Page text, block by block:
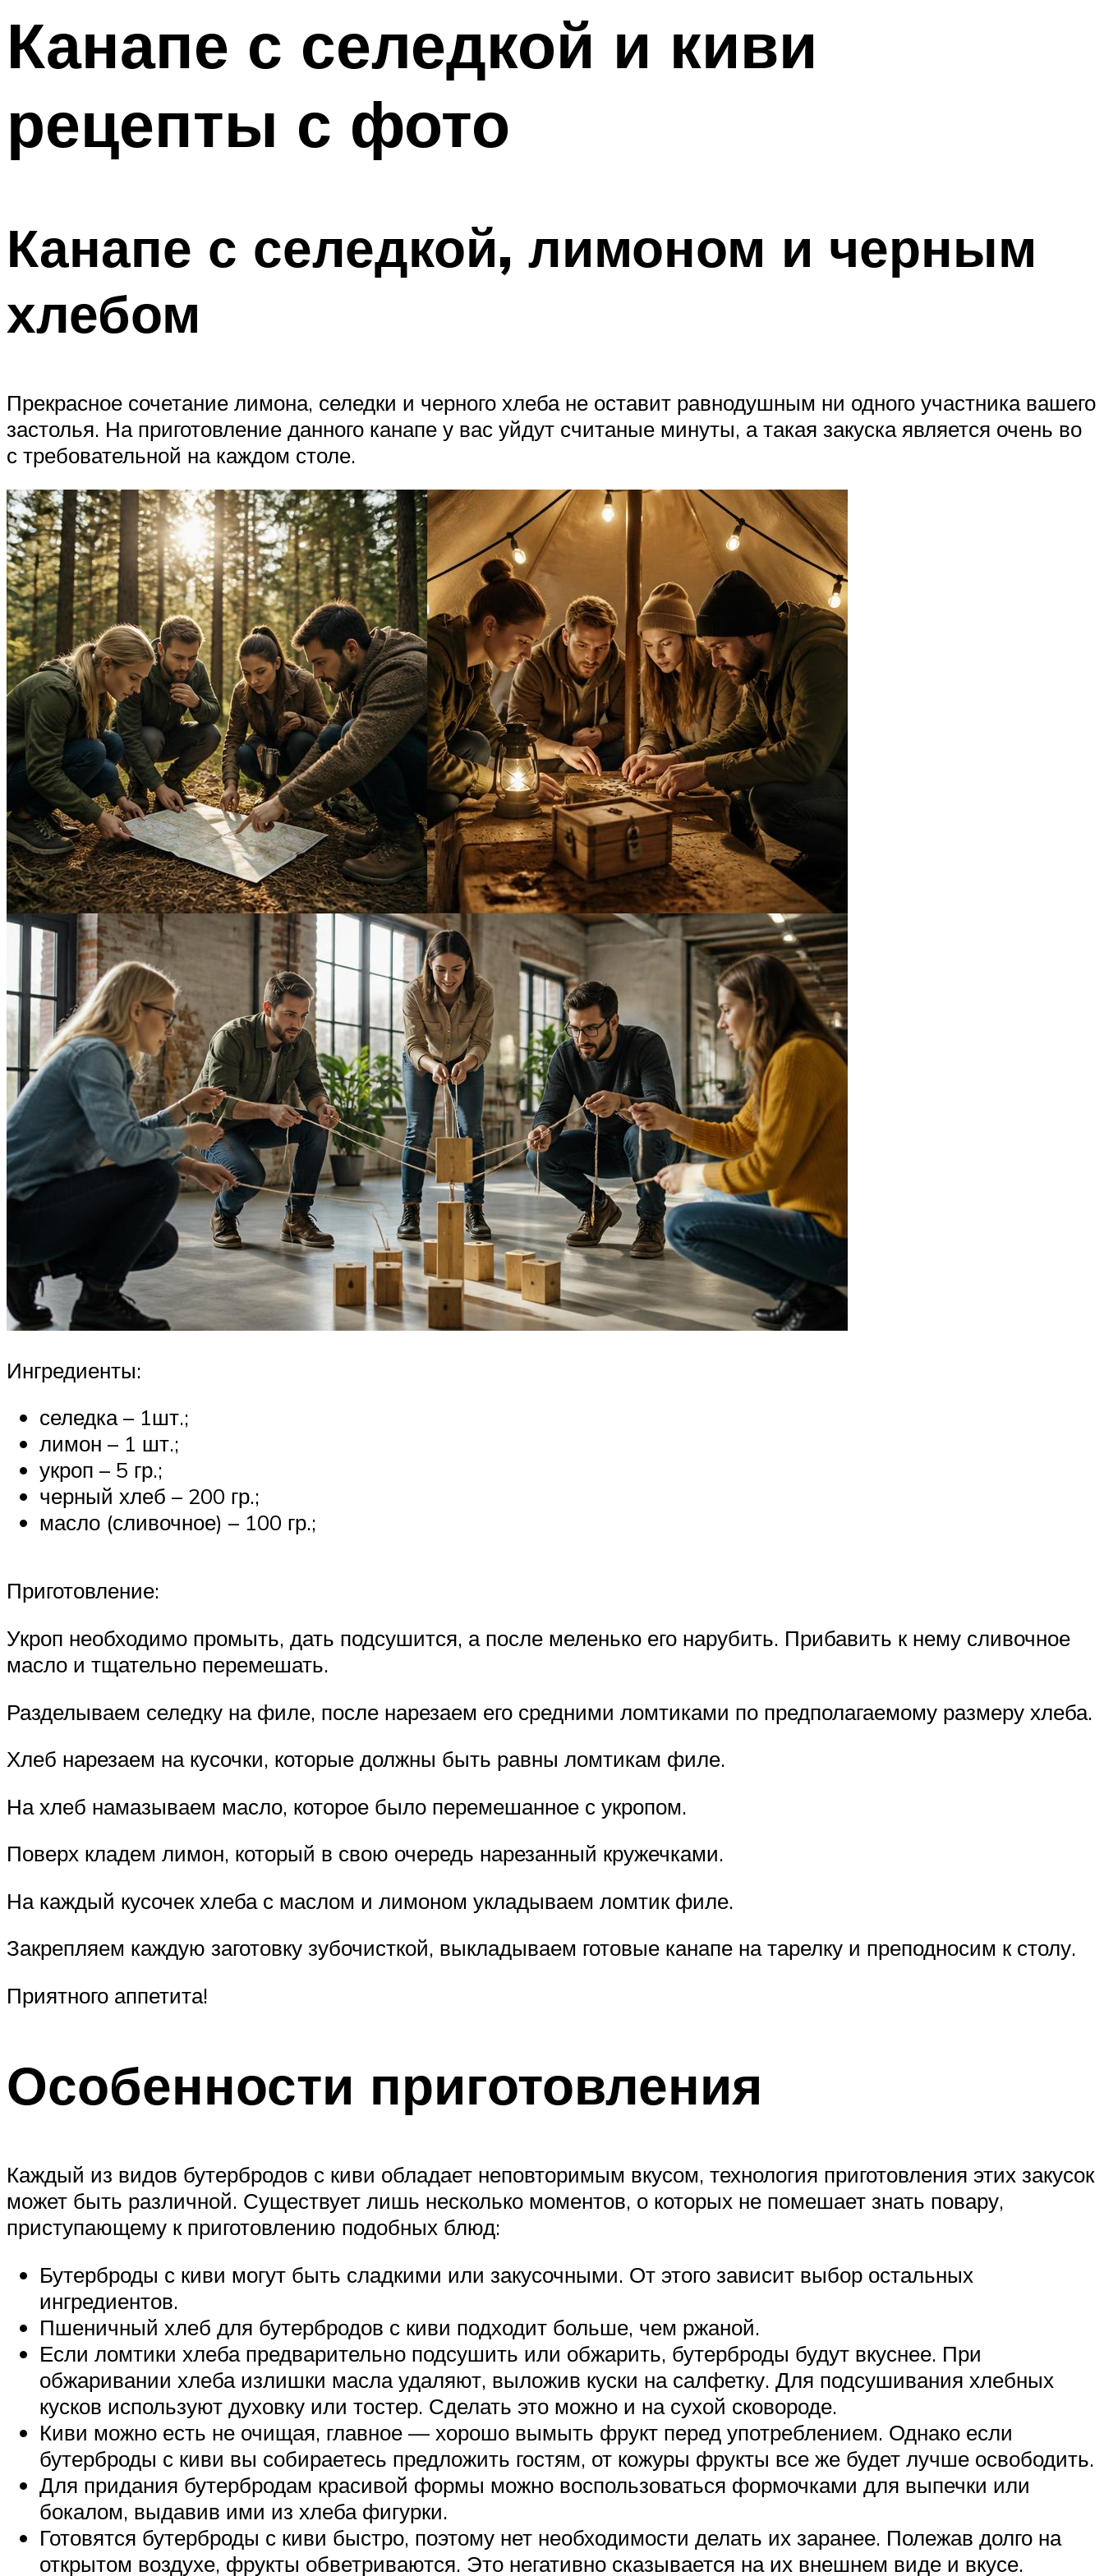
Меню
Канапе с селедкой и киви
рецепты с фото
Канапе с селедкой, лимоном и черным
хлебом
Прекрасное сочетание лимона, селедки и черного хлеба не оставит равнодушным ни одного участника вашего
застолья. На приготовление данного канапе у вас уйдут считаные минуты, а такая закуска является очень во
с требовательной на каждом столе.
Ингредиенты:
селедка – 1шт.;
лимон – 1 шт.;
укроп – 5 гр.;
черный хлеб – 200 гр.;
масло (сливочное) – 100 гр.;
Приготовление:
Укроп необходимо промыть, дать подсушится, а после меленько его нарубить. Прибавить к нему сливочное
масло и тщательно перемешать.
Разделываем селедку на филе, после нарезаем его средними ломтиками по предполагаемому размеру хлеба.
Хлеб нарезаем на кусочки, которые должны быть равны ломтикам филе.
На хлеб намазываем масло, которое было перемешанное с укропом.
Поверх кладем лимон, который в свою очередь нарезанный кружечками.
На каждый кусочек хлеба с маслом и лимоном укладываем ломтик филе.
Закрепляем каждую заготовку зубочисткой, выкладываем готовые канапе на тарелку и преподносим к столу.
Приятного аппетита!
Особенности приготовления
Каждый из видов бутербродов с киви обладает неповторимым вкусом, технология приготовления этих закусок
может быть различной. Существует лишь несколько моментов, о которых не помешает знать повару,
приступающему к приготовлению подобных блюд:
Бутерброды с киви могут быть сладкими или закусочными. От этого зависит выбор остальных
ингредиентов.
Пшеничный хлеб для бутербродов с киви подходит больше, чем ржаной.
Если ломтики хлеба предварительно подсушить или обжарить, бутерброды будут вкуснее. При
обжаривании хлеба излишки масла удаляют, выложив куски на салфетку. Для подсушивания хлебных
кусков используют духовку или тостер. Сделать это можно и на сухой сковороде.
Киви можно есть не очищая, главное — хорошо вымыть фрукт перед употреблением. Однако если
бутерброды с киви вы собираетесь предложить гостям, от кожуры фрукты все же будет лучше освободить.
Для придания бутербродам красивой формы можно воспользоваться формочками для выпечки или
бокалом, выдавив ими из хлеба фигурки.
Готовятся бутерброды с киви быстро, поэтому нет необходимости делать их заранее. Полежав долго на
открытом воздухе, фрукты обветриваются. Это негативно сказывается на их внешнем виде и вкусе.